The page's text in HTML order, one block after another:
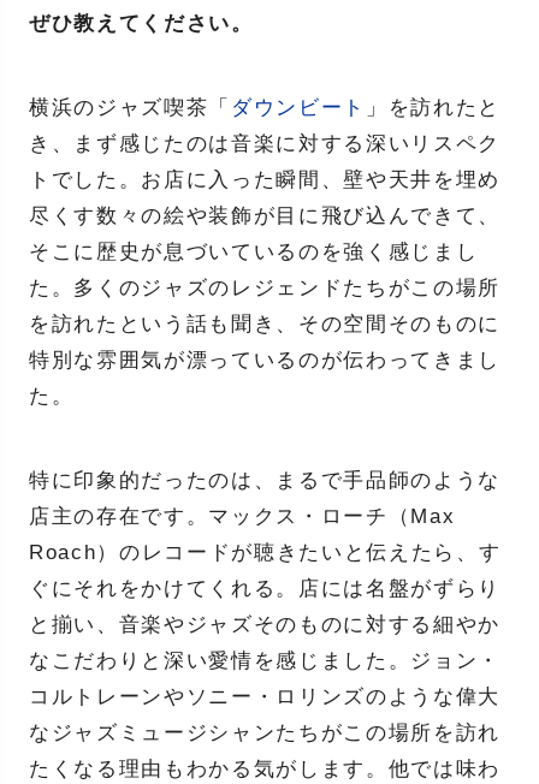
ぜひ教えてください。
横浜のジャズ喫茶「 ダウンビート
」を訪れたと
き、まず感じたのは音楽に対する深いリスペク
トでした。お店に入った瞬間、壁や天井を埋め
尽くす数々の絵や装飾が目に飛び込んできて、
そこに歴史が息づいているのを強く感じまし
た。多くのジャズのレジェンドたちがこの場所
を訪れたという話も聞き、その空間そのものに
特別な雰囲気が漂っているのが伝わってきまし
た。
特に印象的だったのは、まるで手品師のような
店主の存在です。マックス・ローチ（Max
Roach）のレコードが聴きたいと伝えたら、す
ぐにそれをかけてくれる。店には名盤がずらり
と揃い、音楽やジャズそのものに対する細やか
なこだわりと深い愛情を感じました。ジョン・
コルトレーンやソニー・ロリンズのような偉大
なジャズミュージシャンたちがこの場所を訪れ
たくなる理由もわかる気がします。他では味わ